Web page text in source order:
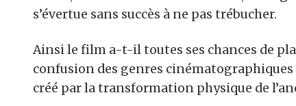
s’évertue sans succès à ne pas trébucher.
Ainsi le film a-t-il toutes ses chances de
confusion des genres
créé par la transformation physique de